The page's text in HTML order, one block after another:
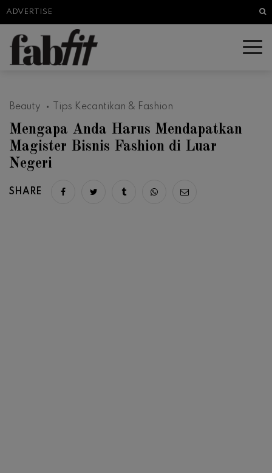
ADVERTISE
Beauty Tips Kecantikan & Fashion
Mengapa Anda Harus Mendapatkan
Magister Bisnis Fashion di Luar
Negeri
SHARE Share on facebook
Share on twitter
Share on tumblr
Share via whatsapp
Share via email